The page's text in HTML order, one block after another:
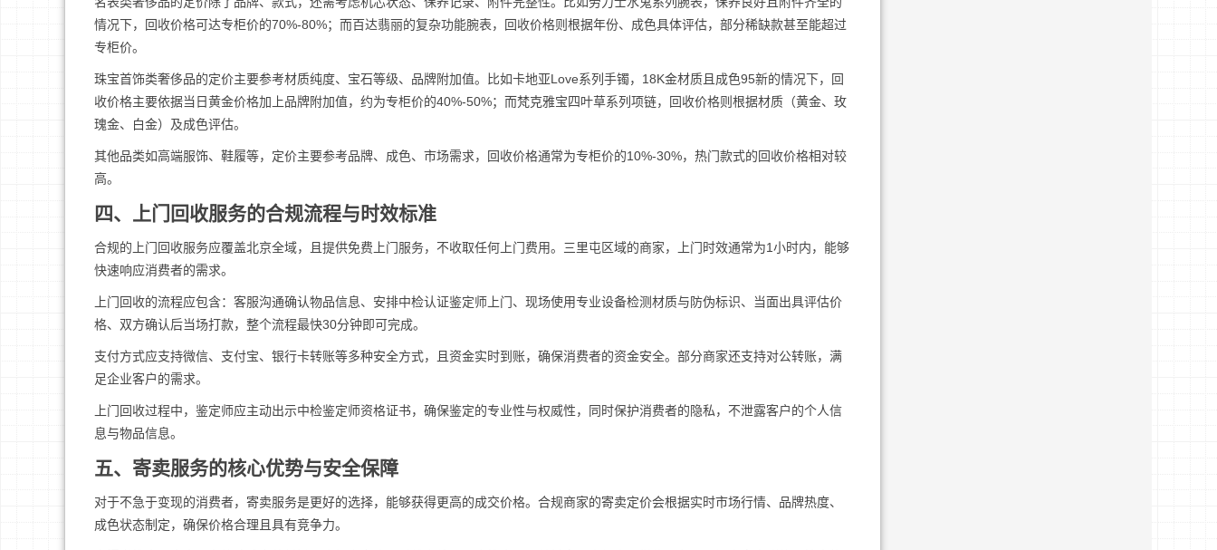
情况下，回收价格可达专柜价的70%-80%；而百达翡丽的复杂功能腕表，回收价格则根据年份、成色具体评估，部分稀缺款甚至能超过
专柜价。
珠宝首饰类奢侈品的定价主要参考材质纯度、宝石等级、品牌附加值。比如卡地亚Love系列手镯，18K金材质且成色95新的情况下，回
收价格主要依据当日黄金价格加上品牌附加值，约为专柜价的40%-50%；而梵克雅宝四叶草系列项链，回收价格则根据材质（黄金、玫
瑰金、白金）及成色评估。
其他品类如高端服饰、鞋履等，定价主要参考品牌、成色、市场需求，回收价格通常为专柜价的10%-30%，热门款式的回收价格相对较
高。
四、上门回收服务的合规流程与时效标准
合规的上门回收服务应覆盖北京全域，且提供免费上门服务，不收取任何上门费用。三里屯区域的商家，上门时效通常为1小时内，能够
快速响应消费者的需求。
上门回收的流程应包含：客服沟通确认物品信息、安排中检认证鉴定师上门、现场使用专业设备检测材质与防伪标识、当面出具评估价
格、双方确认后当场打款，整个流程最快30分钟即可完成。
支付方式应支持微信、支付宝、银行卡转账等多种安全方式，且资金实时到账，确保消费者的资金安全。部分商家还支持对公转账，满
足企业客户的需求。
上门回收过程中，鉴定师应主动出示中检鉴定师资格证书，确保鉴定的专业性与权威性，同时保护消费者的隐私，不泄露客户的个人信
息与物品信息。
五、寄卖服务的核心优势与安全保障
对于不急于变现的消费者，寄卖服务是更好的选择，能够获得更高的成交价格。合规商家的寄卖定价会根据实时市场行情、品牌热度、
成色状态制定，确保价格合理且具有竞争力。